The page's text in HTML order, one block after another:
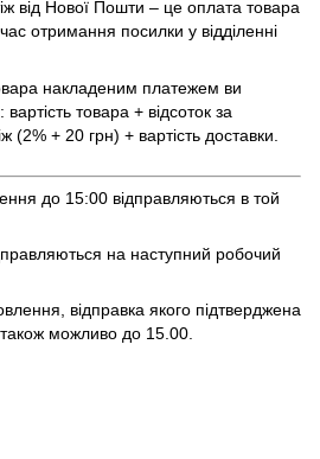
від Нової Пошти – це оплата товара
отримання посилки у відділенні
накладеним платежем ви
товара + відсоток за
(2% + 20 грн) + вартість доставки.
до 15:00 відправляються в той
на наступний робочий
відправка якого підтверджена
можливо до 15.00.